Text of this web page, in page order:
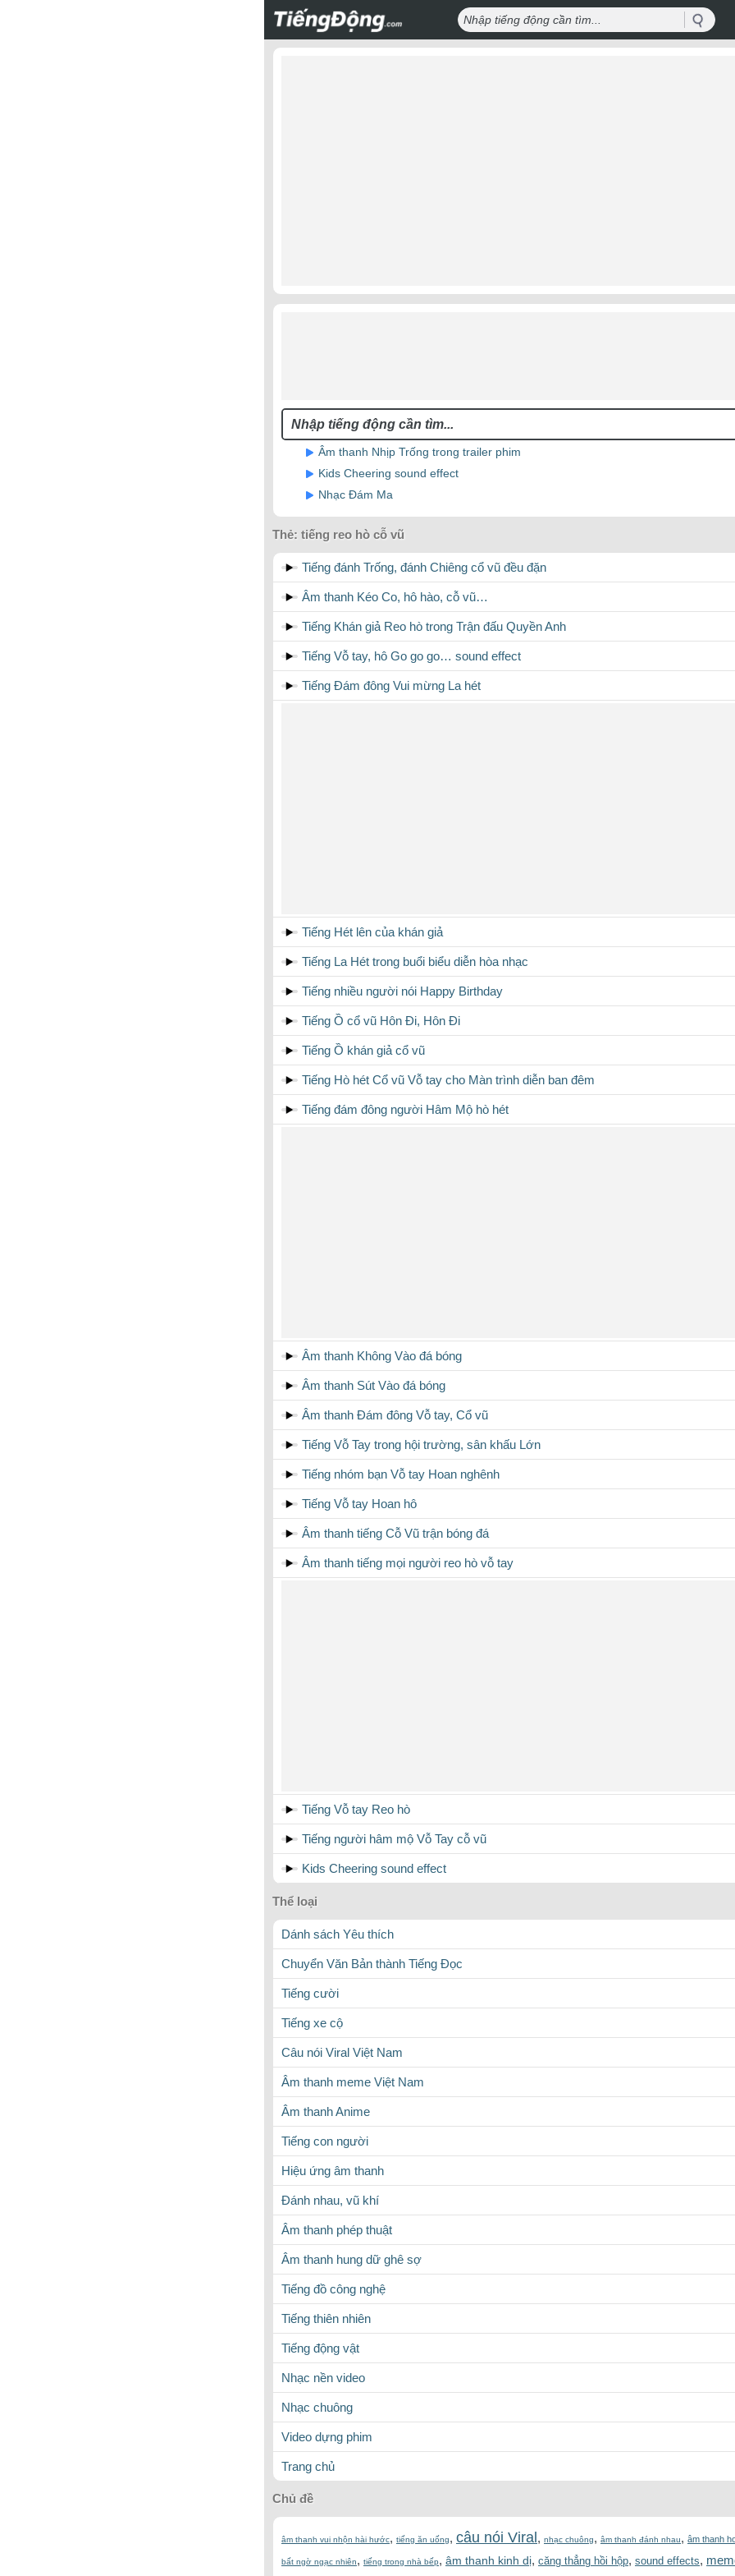
Âm thanh Nhịp Trống trong trailer phim
Kids Cheering sound effect
Nhạc Đám Ma
Thẻ: tiếng reo hò cỗ vũ
Tiếng đánh Trống, đánh Chiêng cổ vũ đều đặn
Âm thanh Kéo Co, hô hào, cỗ vũ…
Tiếng Khán giả Reo hò trong Trận đấu Quyền Anh
Tiếng Vỗ tay, hô Go go go… sound effect
Tiếng Đám đông Vui mừng La hét
Tiếng Hét lên của khán giả
Tiếng La Hét trong buổi biểu diễn hòa nhạc
Tiếng nhiều người nói Happy Birthday
Tiếng Ồ cổ vũ Hôn Đi, Hôn Đi
Tiếng Ồ khán giả cổ vũ
Tiếng Hò hét Cổ vũ Vỗ tay cho Màn trình diễn ban đêm
Tiếng đám đông người Hâm Mộ hò hét
Âm thanh Không Vào đá bóng
Âm thanh Sút Vào đá bóng
Âm thanh Đám đông Vỗ tay, Cổ vũ
Tiếng Vỗ Tay trong hội trường, sân khấu Lớn
Tiếng nhóm bạn Vỗ tay Hoan nghênh
Tiếng Vỗ tay Hoan hô
Âm thanh tiếng Cỗ Vũ trận bóng đá
Âm thanh tiếng mọi người reo hò vỗ tay
Tiếng Vỗ tay Reo hò
Tiếng người hâm mộ Vỗ Tay cỗ vũ
Kids Cheering sound effect
Thể loại
Dánh sách Yêu thích
Chuyển Văn Bản thành Tiếng Đọc
Tiếng cười
Tiếng xe cộ
Câu nói Viral Việt Nam
Âm thanh meme Việt Nam
Âm thanh Anime
Tiếng con người
Hiệu ứng âm thanh
Đánh nhau, vũ khí
Âm thanh phép thuật
Âm thanh hung dữ ghê sợ
Tiếng đồ công nghệ
Tiếng thiên nhiên
Tiếng động vật
Nhạc nền video
Nhạc chuông
Video dựng phim
Trang chủ
Chủ đề
âm thanh vui nhộn hài hước, tiếng ăn uống, câu nói Viral , nhạc chuông, âm thanh đánh nhau, âm thanh
bất ngờ ngạc nhiên, tiếng trong nhà bếp, âm thanh kinh dị, căng thẳng hồi hộp, sound effects,